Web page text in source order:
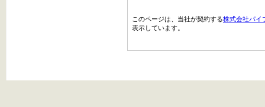
このページは、当社が契約する株式会社パイ
表示しています。